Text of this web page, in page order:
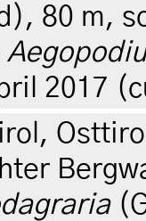
80 m,
2017